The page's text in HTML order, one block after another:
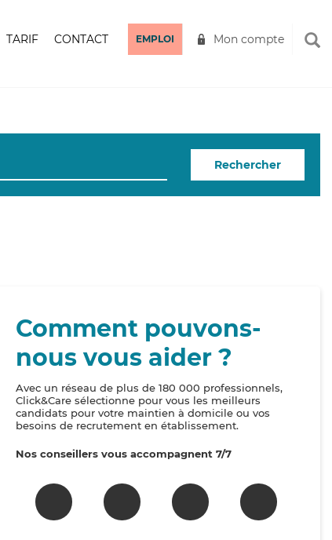
TARIF CONTACT EMPLOI Mon compte
Rechercher
Comment pouvons-
nous vous aider ?
Avec un réseau de plus de 180 000 professionnels,
Click&Care sélectionne pour vous les meilleurs
candidats pour votre maintien à domicile ou vos
besoins de recrutement en établissement.
Nos conseillers vous accompagnent 7/7